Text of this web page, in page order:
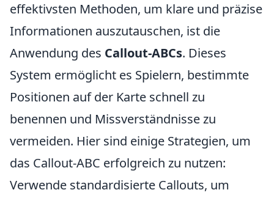
effektivsten Methoden, um klare und präzise
Informationen auszutauschen, ist die
Anwendung des Callout-ABCs. Dieses
System ermöglicht es Spielern, bestimmte
Positionen auf der Karte schnell zu
benennen und Missverständnisse zu
vermeiden. Hier sind einige Strategien, um
das Callout-ABC erfolgreich zu nutzen:
Verwende standardisierte Callouts, um